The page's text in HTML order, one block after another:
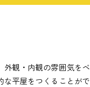
観・内観の雰囲気をベ
な平屋をつくることがで